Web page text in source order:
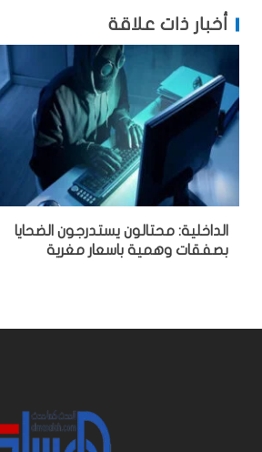
أخبار ذات علاقة
الداخلية: محتالون يستدرجون الضحايا
بصفقات وهمية باسعار مغرية